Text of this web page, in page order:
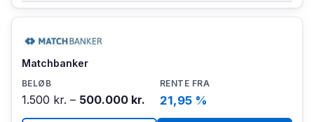
Matchbanker
1.500 kr. – 500.000 kr. 21,95 %